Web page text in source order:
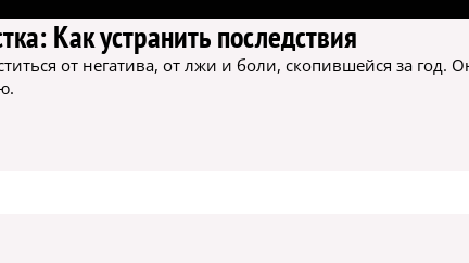
Как устранить последствия
от негатива, от лжи и боли, скопившейся за год.